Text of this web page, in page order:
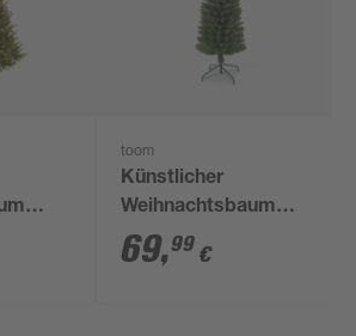
mit
toom
Künstlicher
Weihnachtsbaum
'Heavenly' dunkelgrün
185 cm
69,99 €